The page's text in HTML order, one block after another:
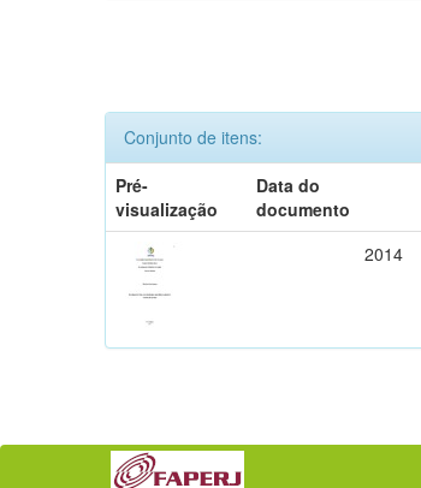
Conjunto de itens:
Pré-
visualização
Data do
documento
2014